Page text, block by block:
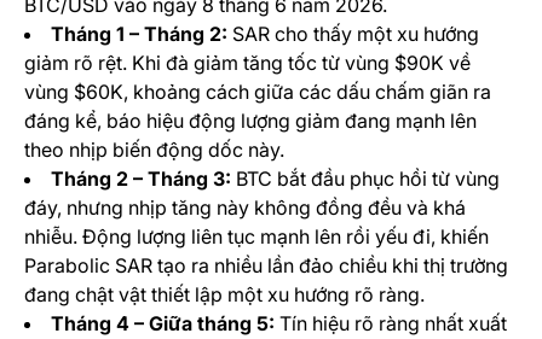
BTC/USD vào ngày 8 tháng 6 năm 2026.
Tháng 1 – Tháng 2: SAR cho thấy một xu hướng
giảm rõ rệt. Khi đà giảm tăng tốc từ vùng $90K về
vùng $60K, khoảng cách giữa các dấu chấm giãn ra
đáng kể, báo hiệu động lượng giảm đang mạnh lên
theo nhịp biến động dốc này.
Tháng 2 – Tháng 3: BTC bắt đầu phục hồi từ vùng
đáy, nhưng nhịp tăng này không đồng đều và khá
nhiễu. Động lượng liên tục mạnh lên rồi yếu đi, khiến
Parabolic SAR tạo ra nhiều lần đảo chiều khi thị trường
đang chật vật thiết lập một xu hướng rõ ràng.
Tháng 4 – Giữa tháng 5: Tín hiệu rõ ràng nhất xuất